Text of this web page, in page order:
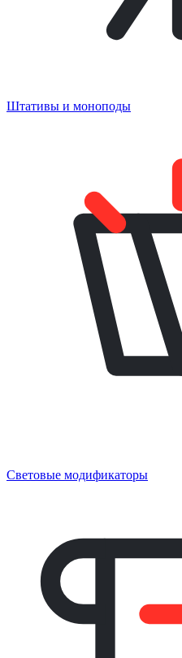
Штативы и моноподы
Световые модификаторы